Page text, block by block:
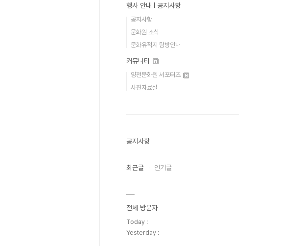
행사 안내 Ι 공지사항
공지사항
문화원 소식
문화유적지 탐방안내
커뮤니티
양천문화원 서포터즈
사진자료실
공지사항
최근글 인기글
전체 방문자
Today :
Yesterday :